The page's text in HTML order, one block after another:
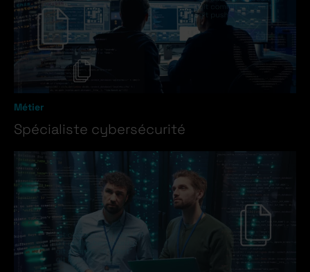
Métier
Spécialiste cybersécurité